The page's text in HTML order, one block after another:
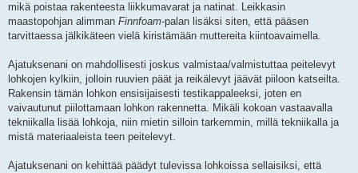
mikä poistaa rakenteesta liikkumavarat ja natinat. Leikkasin
maastopohjan alimman Finnfoam-palan lisäksi siten, että pääsen
tarvittaessa jälkikäteen vielä kiristämään muttereita kiintoavaimella.
Ajatuksenani on mahdollisesti joskus valmistaa/valmistuttaa peitelevyt
lohkojen kylkiin, jolloin ruuvien päät ja reikälevyt jäävät piiloon katseilta.
Rakensin tämän lohkon ensisijaisesti testikappaleeksi, joten en
vaivautunut piilottamaan lohkon rakennetta. Mikäli kokoan vastaavalla
tekniikalla lisää lohkoja, niin mietin silloin tarkemmin, millä tekniikalla ja
mistä materiaaleista teen peitelevyt.
Ajatuksenani on kehittää päädyt tulevissa lohkoissa sellaisiksi, että